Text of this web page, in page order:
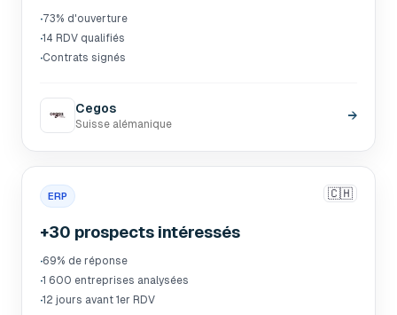
·73% d'ouverture
·14 RDV qualifiés
·Contrats signés
Cegos
Suisse alémanique
→
ERP 🇨🇭
+30 prospects intéressés
·69% de réponse
·1 600 entreprises analysées
·12 jours avant 1er RDV